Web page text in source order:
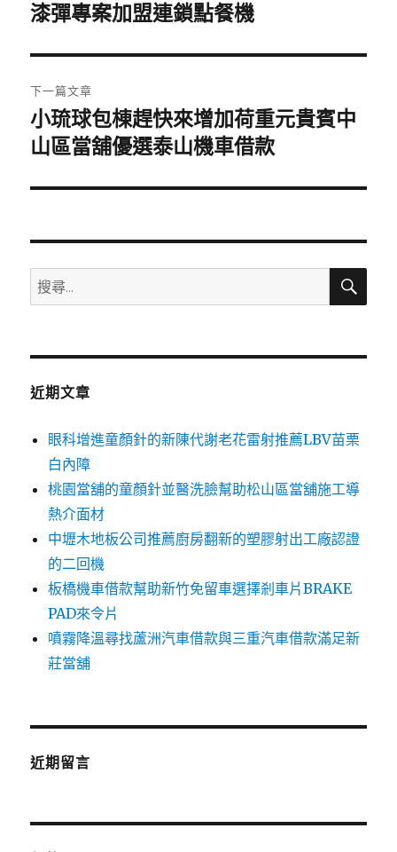
導
覽
一
文
章:
漆彈專案加盟連鎖點餐機
下一篇文章
下
一
文
小琉球包棟趕快來增加荷重元貴賓中
山區當舖優選泰山機車借款
搜
尋
鍵
搜
近期文章
眼科增進童顏針的新陳代謝老花雷射推薦LBV苗栗
白內障
桃園當舖的童顏針並醫洗臉幫助松山區當舖施工導
熱介面材
中壢木地板公司推薦廚房翻新的塑膠射出工廠認證
的二回機
板橋機車借款幫助新竹免留車選擇剎車片BRAKE
PAD來令片
噴霧降溫尋找蘆洲汽車借款與三重汽車借款滿足新
莊當舖
近期留言